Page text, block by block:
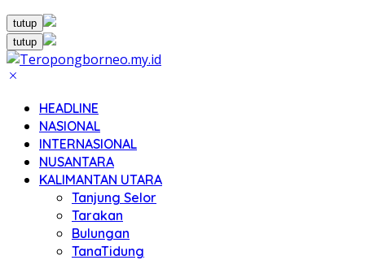
tutup
tutup
HEADLINE
NASIONAL
INTERNASIONAL
NUSANTARA
KALIMANTAN UTARA
Tanjung Selor
Tarakan
Bulungan
TanaTidung